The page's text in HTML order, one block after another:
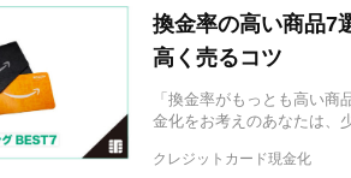
換金率の高い商品7
高く売るコツ
「換金率がもっとも高い
金化をお考えのあなたは、
クレジットカード現金化